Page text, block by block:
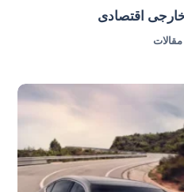
اقتصادی
مقالات